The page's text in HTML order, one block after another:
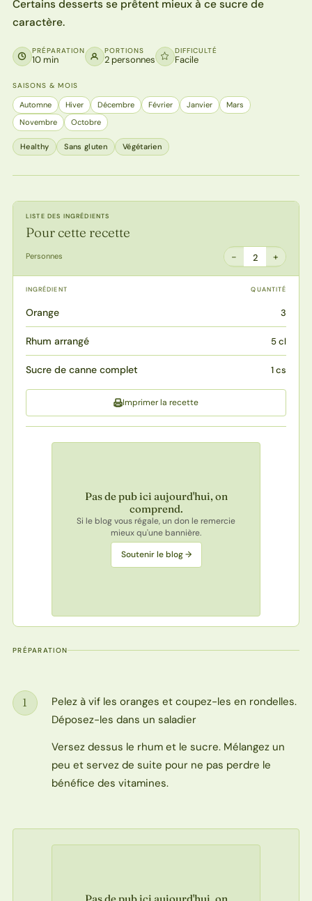
Certains desserts se prêtent mieux à ce sucre de
caractère.
PRÉPARATION
10 min
PORTIONS
2 personnes
DIFFICULTÉ
Facile
SAISONS & MOIS
Automne Hiver Décembre Février Janvier
Mars
Novembre
Octobre
Healthy Sans gluten Végétarien
LISTE DES INGRÉDIENTS
Pour cette recette
Personnes − 2 +
INGRÉDIENT QUANTITÉ
Orange 3
Rhum arrangé 5 cl
Sucre de canne complet 1 cs
Imprimer la recette
Pas de pub ici aujourd'hui, on
comprend.
Si le blog vous régale, un don le remercie
mieux qu'une bannière.
Soutenir le blog →
PRÉPARATION
Étape
1
Pelez à vif les oranges et coupez-les en rondelles.
Déposez-les dans un saladier
Versez dessus le rhum et le sucre. Mélangez un
peu et servez de suite pour ne pas perdre le
bénéfice des vitamines.